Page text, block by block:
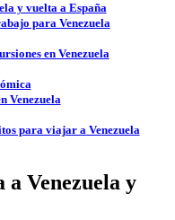
y vuelta a España
para Venezuela
en Venezuela
Venezuela
para viajar a Venezuela
a Venezuela y